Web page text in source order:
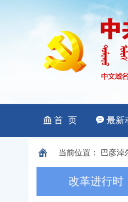
当前位置： 巴彦淖
改革进行时